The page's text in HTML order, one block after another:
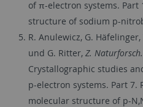
of π-electron systems.
structure of sodium p-
R. Anulewicz, G.
und G. Ritter, Z. Naturforsch.
Crystallographic studies
p-electron systems. Part 7.
molecular structure of p-